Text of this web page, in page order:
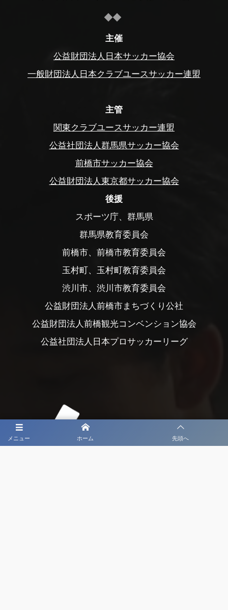
メニュー ホーム 先頭へ
主催
公益財団法人日本サッカー協会
一般財団法人日本クラブユースサッカー連盟
主管
関東クラブユースサッカー連盟
公益社団法人群馬県サッカー協会
前橋市サッカー協会
公益財団法人東京都サッカー協会
後援
スポーツ庁、群馬県
群馬県教育委員会
前橋市、前橋市教育委員会
玉村町、玉村町教育委員会
渋川市、渋川市教育委員会
公益財団法人前橋市まちづくり公社
公益財団法人前橋観光コンベンション協会
公益社団法人日本プロサッカーリーグ